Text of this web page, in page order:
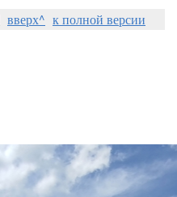
вверх^ к полной версии